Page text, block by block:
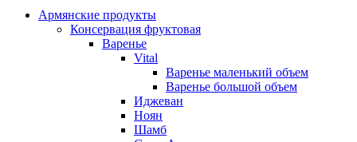
Армянские продукты
Консервация фруктовая
Варенье
Vital
Варенье маленький объем
Варенье большой объем
Иджеван
Ноян
Шамб